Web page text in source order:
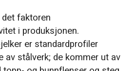
faktoren
i produksjonen.
er standardprofiler
av stålverk; de kommer ut av